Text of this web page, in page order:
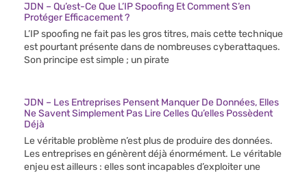
JDN – Qu’est-Ce Que L’IP Spoofing Et Comment S’en
Protéger Efficacement ?
L’IP spoofing ne fait pas les gros titres, mais cette technique
est pourtant présente dans de nombreuses cyberattaques.
Son principe est simple ; un pirate
JDN – Les Entreprises Pensent Manquer De Données, Elles
Ne Savent Simplement Pas Lire Celles Qu’elles Possèdent
Déjà
Le véritable problème n’est plus de produire des données.
Les entreprises en génèrent déjà énormément. Le véritable
enjeu est ailleurs : elles sont incapables d’exploiter une